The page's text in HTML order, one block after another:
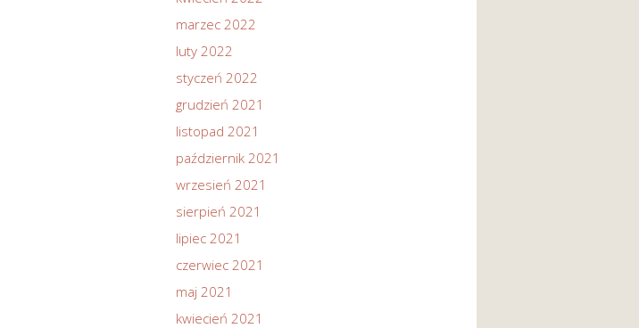
marzec 2022
luty 2022
styczeń 2022
grudzień 2021
listopad 2021
październik 2021
wrzesień 2021
sierpień 2021
lipiec 2021
czerwiec 2021
maj 2021
kwiecień 2021